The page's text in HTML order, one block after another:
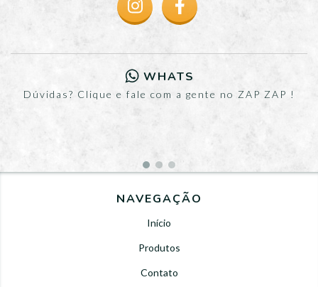
WHATS
Dúvidas? Clique e fale com a gente no ZAP ZAP !
NAVEGAÇÃO
Início
Produtos
Contato